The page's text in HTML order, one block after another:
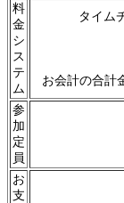
料
金
シ
ス
テ
ム
タイム
お会計の合計
参
加
定
員
お
支